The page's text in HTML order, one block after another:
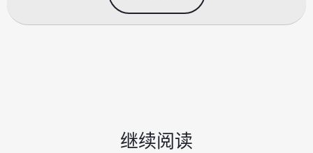
继续阅读